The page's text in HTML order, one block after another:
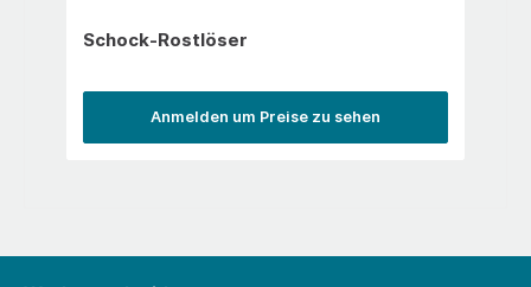
Schock-Rostlöser
Anmelden um Preise zu sehen